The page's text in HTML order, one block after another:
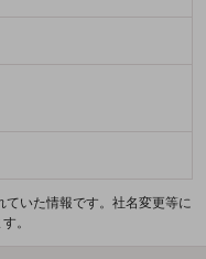
いた情報です。社名変更等に
。